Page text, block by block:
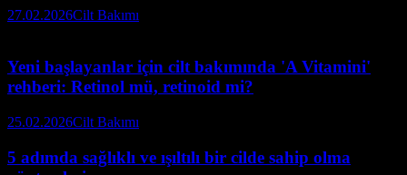
27.02.2026Cilt Bakımı
Yeni başlayanlar için cilt bakımında 'A Vitamini'
rehberi: Retinol mü, retinoid mi?
25.02.2026Cilt Bakımı
5 adımda sağlıklı ve ışıltılı bir cilde sahip olma